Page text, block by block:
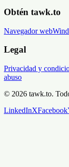
Obtén tawk.to
Navegador web
Legal
Privacidad y
abuso
© 2026 tawk.to.
LinkedInXFacebook